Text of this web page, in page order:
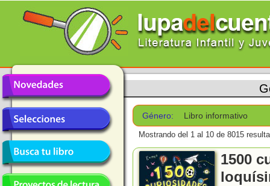
Género: Libro informativo
Mostrando del 1 al 10 de 8015
1500